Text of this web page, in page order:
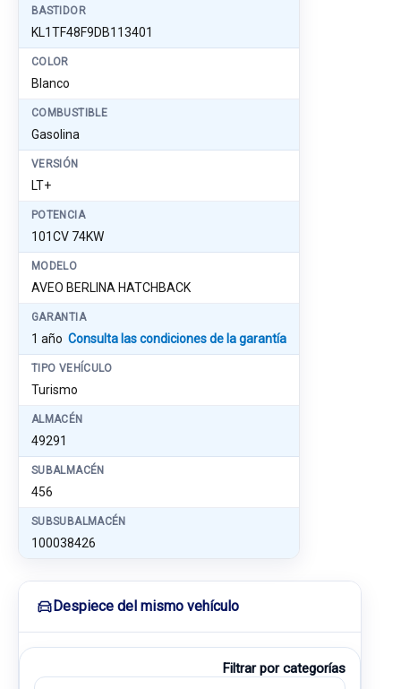
BASTIDOR
KL1TF48F9DB113401
COLOR
Blanco
COMBUSTIBLE
Gasolina
VERSIÓN
LT+
POTENCIA
101CV 74KW
MODELO
AVEO BERLINA HATCHBACK
GARANTIA
1 año Consulta las condiciones de la garantía
TIPO VEHÍCULO
Turismo
ALMACÉN
49291
SUBALMACÉN
456
SUBSUBALMACÉN
100038426
Despiece del mismo vehículo
Filtrar por categorías